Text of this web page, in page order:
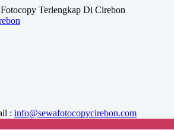
Terlengkap Di Cirebon
: info@sewafotocopycirebon.com